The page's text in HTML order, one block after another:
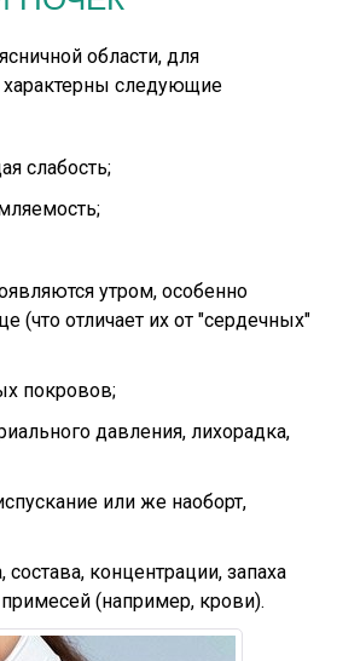
области, для
характерны следующие
слабость;
утром, особенно
(что отличает их от "сердечных"
покровов;
давления, лихорадка,
или же наоборт,
концентрации, запаха
(например, крови).